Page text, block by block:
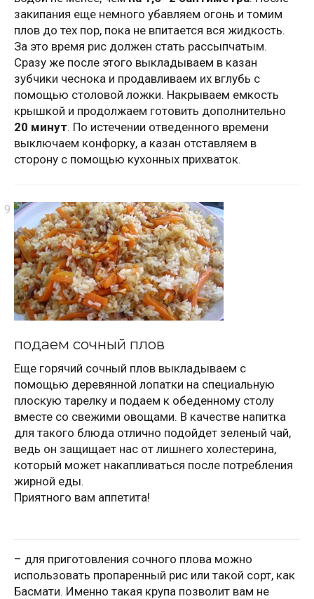
закипания еще немного убавляем огонь и томим
плов до тех пор, пока не впитается вся жидкость.
За это время рис должен стать рассыпчатым.
Сразу же после этого выкладываем в казан
зубчики чеснока и продавливаем их вглубь с
помощью столовой ложки. Накрываем емкость
крышкой и продолжаем готовить дополнительно
20 минут. По истечении отведенного времени
выключаем конфорку, а казан отставляем в
сторону с помощью кухонных прихваток.
подаем сочный плов
Еще горячий сочный плов выкладываем с
помощью деревянной лопатки на специальную
плоскую тарелку и подаем к обеденному столу
вместе со свежими овощами. В качестве напитка
для такого блюда отлично подойдет зеленый чай,
ведь он защищает нас от лишнего холестерина,
который может накапливаться после потребления
жирной еды.
Приятного вам аппетита!
– для приготовления сочного плова можно
использовать пропаренный рис или такой сорт, как
Басмати. Именно такая крупа позволит вам не